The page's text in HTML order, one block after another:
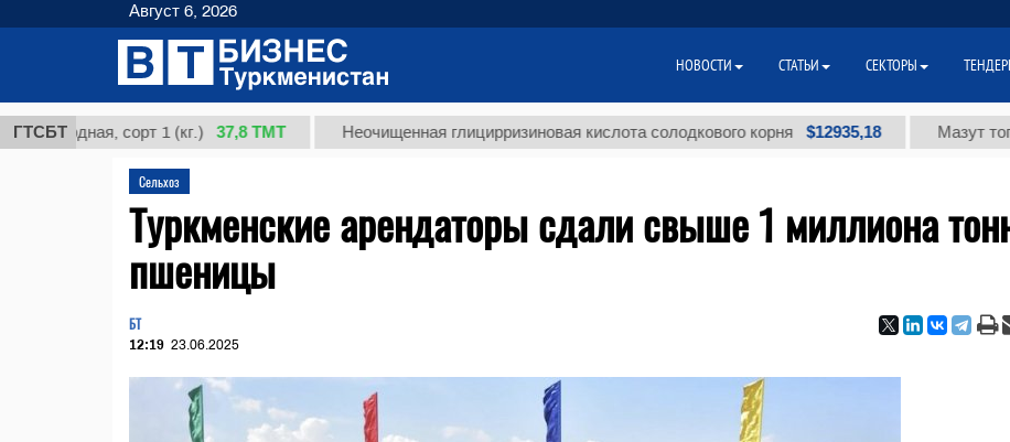
ГТСБТсорт 1 (кг.) 37,8 ТМТ Неочищенная глицирризиновая кислота солодкового корня $12935,18 Мазут топочный
Сельхоз
Туркменские арендаторы сдали свыше 1 миллиона
пшеницы
БТ
12:19 23.06.2025
Август 6, 2026
НОВОСТИ СТАТЬИ СЕКТОРЫ